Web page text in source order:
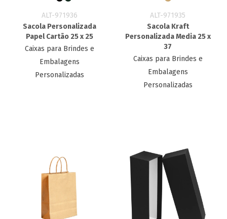
ALT-971936
Sacola Personalizada
Papel Cartão 25 x 25
Caixas para Brindes e
Embalagens
Personalizadas
ALT-971935
Sacola Kraft
Personalizada Media 25 x
37
Caixas para Brindes e
Embalagens
Personalizadas